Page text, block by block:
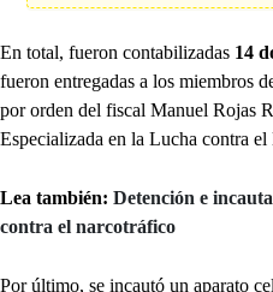
En total, fueron contabilizadas 14
fueron entregadas a los miembros
por orden del fiscal Manuel Rojas
Especializada en la Lucha contra
Lea también: Detención e
contra el narcotráfico
Por último, se incautó un aparato